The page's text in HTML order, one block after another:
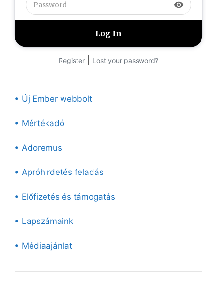
visibility
Register Lost your password?
• Új Ember webbolt
• Mértékadó
• Adoremus
• Apróhirdetés feladás
• Előfizetés és támogatás
• Lapszámaink
• Médiaajánlat